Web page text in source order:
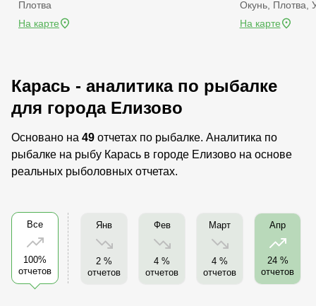
Плотва
На карте
Окунь, Плотва,
На карте
Карась - аналитика по рыбалке
для города Елизово
Основано на 49 отчетах по рыбалке. Аналитика по
рыбалке на рыбу Карась в городе Елизово на основе
реальных рыболовных отчетах.
Все
100%
отчетов
Янв
2 %
отчетов
Фев
4 %
отчетов
Март
4 %
отчетов
Апр
24 %
отчетов